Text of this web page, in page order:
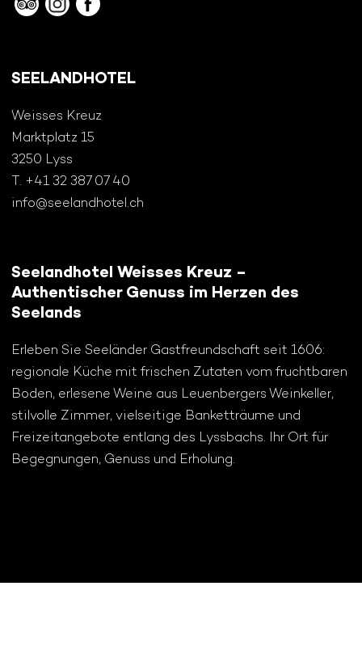
SEELANDHOTEL
Weisses Kreuz
Marktplatz 15
3250 Lyss
T. +41 32 387 07 40
info@seelandhotel.ch
Seelandhotel Weisses Kreuz –
Authentischer Genuss im Herzen des
Seelands
Erleben Sie Seeländer Gastfreundschaft seit 1606:
regionale Küche mit frischen Zutaten vom fruchtbaren
Boden, erlesene Weine aus Leuenbergers Weinkeller,
stilvolle Zimmer, vielseitige Banketträume und
Freizeitangebote entlang des Lyssbachs. Ihr Ort für
Begegnungen, Genuss und Erholung.